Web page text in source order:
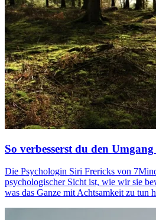
So verbesserst du den
Die Psychologin Siri Frericks von
psychologischer Sicht ist, wie wir sie
was das Ganze mit Achtsamkeit zu tun